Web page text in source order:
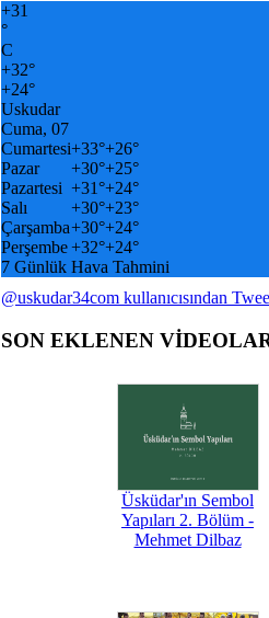
+31
°
C
+32°
+24°
Uskudar
Cuma, 07
Cumartesi+33°+26°
Pazar
+30°+25°
Pazartesi +31°+24°
Salı
+30°+23°
Çarşamba+30°+24°
Perşembe+32°+24°
7 Günlük Hava Tahmini
@uskudar34com kullanıcısından
SON EKLENEN
Üsküdar'ın Sembol
Yapıları 2. Bölüm -
Mehmet Dilbaz